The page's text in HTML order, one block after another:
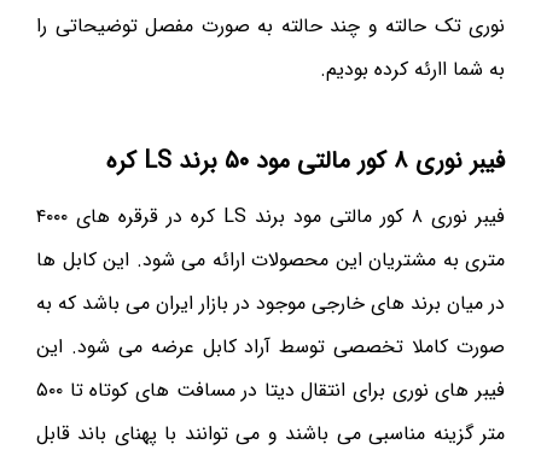
نوری تک حالته و چند حالته به صورت مفصل توضیحاتی را
به شما اارئه کرده بودیم.
فیبر نوری ۸ کور مالتی مود ۵۰ برند LS کره
فیبر نوری ۸ کور مالتی مود برند LS کره در قرقره های ۴۰۰۰
متری به مشتریان این محصولات ارائه می شود. این کابل ها
در میان برند های خارجی موجود در بازار ایران می باشد که به
صورت کاملا تخصصی توسط آراد کابل عرضه می شود. این
فیبر های نوری برای انتقال دیتا در مسافت های کوتاه تا ۵۰۰
متر گزینه مناسبی می باشند و می توانند با پهنای باند قابل